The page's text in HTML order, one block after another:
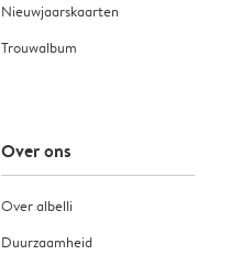
Nieuwjaarskaarten
Trouwalbum
Over ons
Over albelli
Duurzaamheid